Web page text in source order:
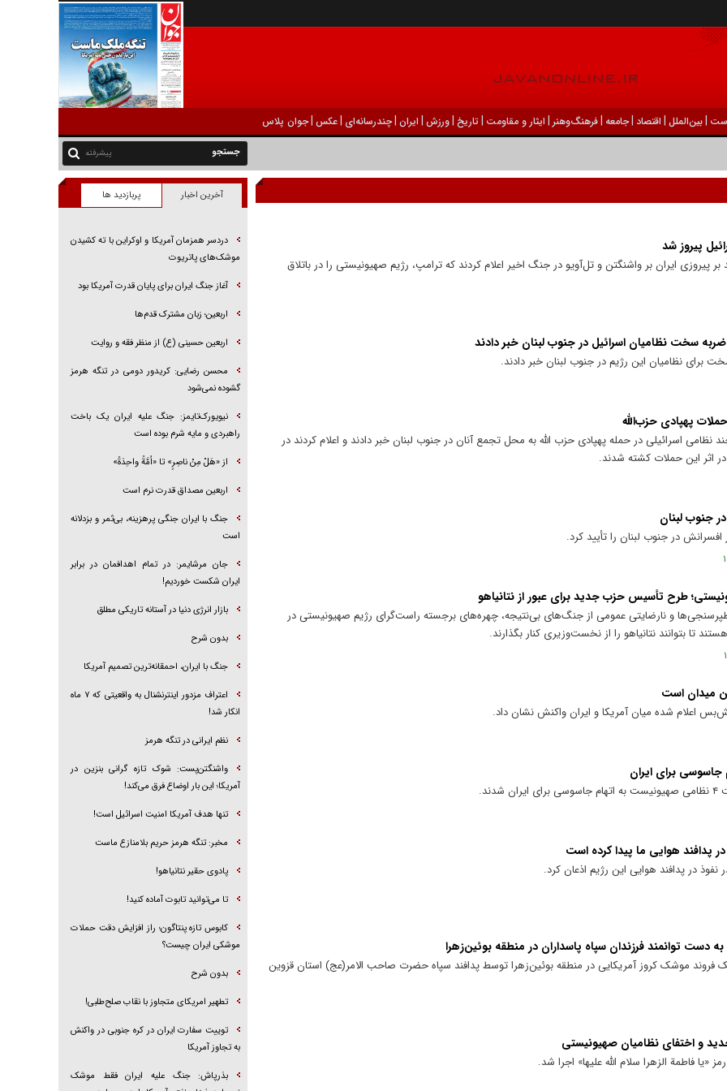
|بين‌الملل | اقتصاد |جامعه |فرهنگ‌و‌هنر | ایثار و مقاومت |تاریخ |ورزش | ايران |چندرسانه‌ای |عکس |جوان پلاس
پیشرفته
پیروز شد
ایران بر واشنگتن و تل‌آویو در جنگ اخیر اعلام کردند که ترامپ، رژیم صهیونیستی را در باتلاق
سخت نظامیان اسرائیل در جنوب لبنان خبر دادند
برای نظامیان این رژیم در جنوب لبنان خبر دادند.
پهپادی حزب‌الله
اسرائیلی در حمله پهپادی حزب الله به محل تجمع آنان در جنوب لبنان خبر دادند و اعلام کردند در
اثر این حملات کشته شدند.
جنوب لبنان
در جنوب لبنان را تأیید کرد.
طرح تأسیس حزب جدید برای عبور از نتانیاهو
و نارضایتی عمومی از جنگ‌های بی‌نتیجه، چهره‌های برجسته راست‌گرای رژیم صهیونیستی در
بتوانند نتانیاهو را از نخست‌وزیری کنار بگذارند.
میدان است
اعلام شده میان آمریکا و ایران واکنش نشان داد.
پدافند هوایی ما پیدا کرده است
در پدافند هوایی این رژیم اذعان کرد.
دست توانمند فرزندان سپاه پاسداران در منطقه بوئین‌زهرا
فروند موشک کروز آمریکایی در منطقه بوئین‌زهرا توسط پدافند سپاه حضرت صاحب الامر(عج) استان قزوین
آخرین اخبار پربازدید ها
دردسر همزمان آمریکا و اوکراین با ته کشیدن
موشک‌های پاتریوت
آغاز جنگ ایران برای پایان قدرت آمریکا بود
اربعین؛ زبان مشترک قدم‌ها
اربعین حسینی (ع) از منظر فقه و روایت
محسن رضایی: کریدور دومی در تنگه هرمز
گشوده نمی‌شود
نیویورک‌تایمز: جنگ علیه ایران یک باخت
راهبردی و مایه شرم بوده است
از «هَلْ مِنْ ناصِرٍ» تا «اُمَّةً واحِدَةً»
اربعین مصداق قدرت نرم است
جنگ با ایران جنگی پرهزینه، بی‌ثمر و بزدلانه
است
جان مرشایمر: در تمام اهدافمان در برابر
ایران شکست خوردیم!
بازار انرژی دنیا در آستانه تاریکی مطلق
بدون شرح
جنگ با ایران، احمقانه‌ترین تصمیم آمریکا
اعتراف مزدور اینترنشنال به واقعیتی که ۷ ماه
انکار شد!
نظم ایرانی در تنگه هرمز
واشنگتن‌پست: شوک تازه گرانی بنزین در
آمریکا؛ این بار اوضاع فرق می‌کند!
تنها هدف آمریکا امنیت اسرائیل است!
مخبر: تنگه هرمز حریم بلامنازع ماست
پادوی حقیر نتانیاهو!
تا می‌توانید تابوت آماده کنید!
کابوس تازه پنتاگون؛ راز افزایش دقت حملات
موشکی ایران چیست؟
بدون شرح
تطهیر امریکای متجاوز با نقاب صلح‌طلبی!
توییت سفارت ایران در کره جنوبی در واکنش
به تجاوز آمریکا
بذرپاش: ‏جنگ علیه ایران فقط موشک